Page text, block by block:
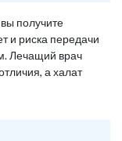
получите
и риска передачи
Лечащий врач
а халат